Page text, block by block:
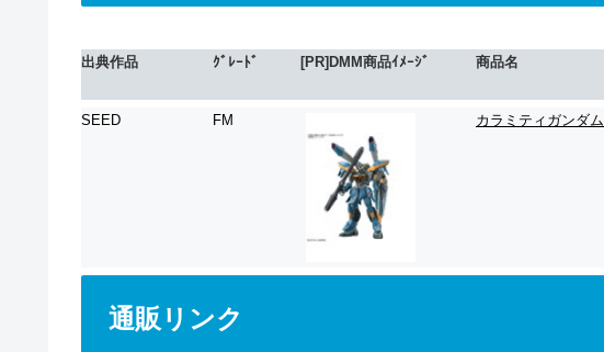
出典作品 ｸﾞﾚｰﾄﾞ [PR]DMM商品ｲﾒｰｼﾞ 商品名
SEED FM カラミティガンダム
通販リンク